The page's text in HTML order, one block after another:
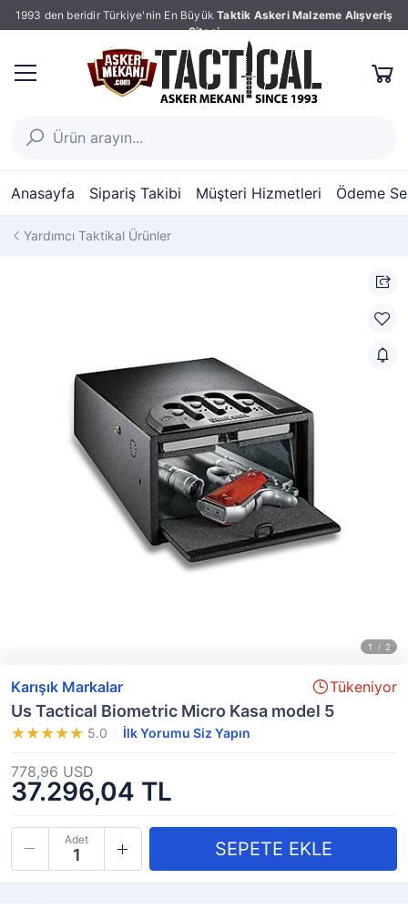
1993 den beridir Türkiye'nin En Büyük Taktik Askeri Malzeme Alışveriş
Sitesi
Anasayfa Sipariş Takibi Müşteri Hizmetleri Ödeme
Yardımcı Taktikal Ürünler
Karışık Markalar Tükeniyor
Us Tactical Biometric Micro Kasa model 5
5.0 İlk Yorumu Siz Yapın
37.296,04 TL
778,96 USD
Adet